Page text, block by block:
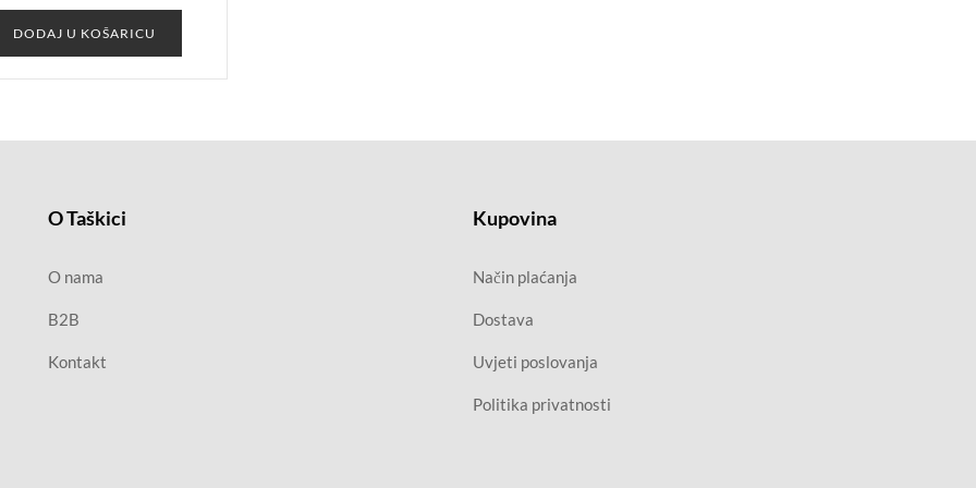
DODAJ U KOŠARICU
O Taškici
O nama
B2B
Kontakt
Kupovina
Način plaćanja
Dostava
Uvjeti poslovanja
Politika privatnosti